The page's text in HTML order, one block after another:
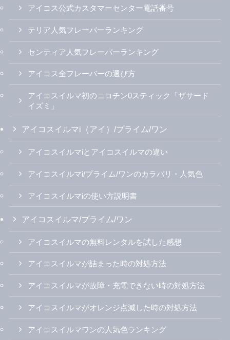
アイコス公式カスタマーセンター電話番号
テリア人気フレーバーランキング
センティア人気フレーバーランキング
アイコス全フレーバーの選び方
アイコスイルマ初のニコチン0スティック「ザサード
イズミ」
アイコスイルマi（アイ）/プライム/ワン
アイコスイルマiとアイコスイルマの違い
アイコスイルマi/プライム/ワンのカラバリ・人気色
アイコスイルマiの使い方説明書
アイコスイルマ/プライム/ワン
アイコスイルマの無料レンタルを試した感想
アイコスイルマが詰まった時の対処方法
アイコスイルマが故障・充電できない時の対処方法
アイコスイルマがオレンジ点滅した時の対処方法
アイコスイルマワンの人気色ランキング